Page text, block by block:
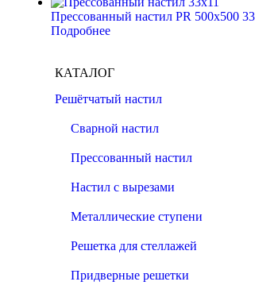
Прессованный настил PR 500х500
Подробнее
КАТАЛОГ
Решётчатый настил
Сварной настил
Прессованный настил
Настил с вырезами
Металлические ступени
Решетка для стеллажей
Придверные решетки